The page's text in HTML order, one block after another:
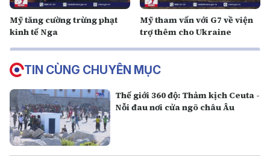
Mỹ tăng cường trừng phạt
kinh tế Nga
Mỹ tham vấn với G7 về viện
trợ thêm cho Ukraine
TIN CÙNG CHUYÊN MỤC
Thế giới 360 độ: Thảm kịch Ceuta -
Nỗi đau nơi cửa ngõ châu Âu